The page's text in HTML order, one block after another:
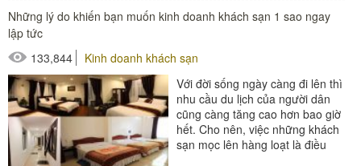
#thiết bị sảnh - ngoại cảnh
Những lý do khiến bạn muốn kinh doanh khách sạn 1 sao ngay
lập tức
133,844
Kinh doanh khách sạn
Với đời sống ngày càng đi lên thì
nhu cầu du lịch của người dân
cũng càng tăng cao hơn bao giờ
hết. Cho nên, việc những khách
sạn mọc lên hàng loạt là điều